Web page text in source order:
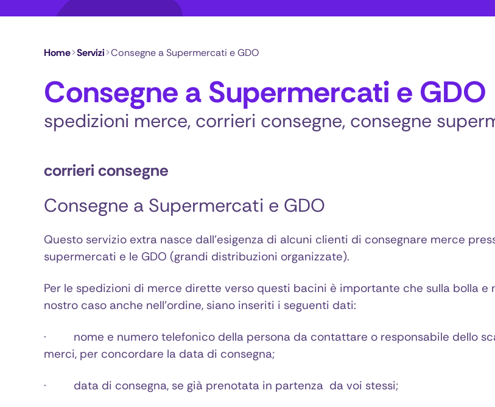
Home>Servizi>Consegne a Supermercati e GDO
Consegne a Supermercati e GDO
spedizioni merce, corrieri consegne, consegne
corrieri consegne
Consegne a Supermercati e GDO
Questo servizio extra nasce dall’esigenza di alcuni clienti di consegnare merce
supermercati e le GDO (grandi distribuzioni organizzate).
Per le spedizioni di merce dirette verso questi bacini è importante che sulla bolla e
nostro caso anche nell’ordine, siano inseriti i seguenti dati:
· nome e numero telefonico della persona da contattare o responsabile dello
merci, per concordare la data di consegna;
· data di consegna, se già prenotata in partenza da voi stessi;